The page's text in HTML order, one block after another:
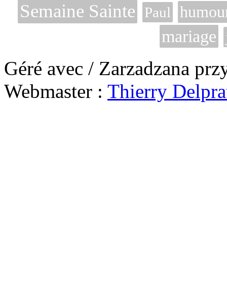
Semaine Sainte Paul
mariage
Géré avec / Zarzadzana
Webmaster : Thierry